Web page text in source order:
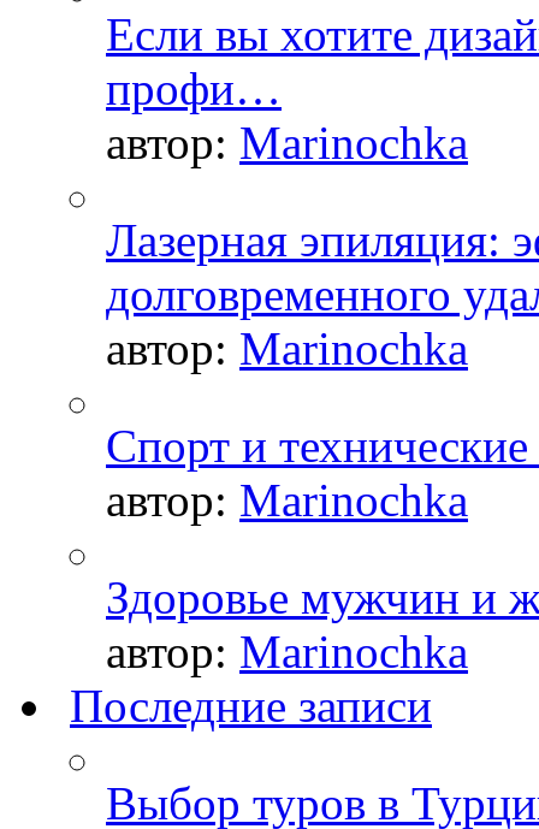
Если вы хотите
профи…
автор: Marinochka
Лазерная эпиляция:
долговременного
автор: Marinochka
Спорт и
автор: Marinochka
Здоровье мужчин и
автор: Marinochka
Последние записи
Выбор туров в